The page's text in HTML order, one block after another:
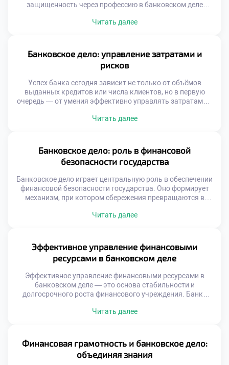
защищенность через профессию в банковском деле
уверенности в завтрашнем дне. Выбор карьеры в
профессиональному росту и личной финансовой
безопасности. Обучение в […]
Читать далее
Банковское дело: управление затратами и
рисков
Успех банка сегодня зависит не только от объёмов
выданных кредитов или числа клиентов, но в первую
очередь — от умения эффективно управлять затратами и
процессов — это фундамент, на котором строится
потраченный на неоптимальные операции, снижает
прибыль. Каждый […]
Читать далее
Банковское дело: роль в финансовой
безопасности государства
Банковское дело играет центральную роль в обеспечении
финансовой безопасности государства. Оно формирует
механизм, при котором сбережения превращаются в
продуктивные сферы. Без эффективной банковской
безопасность — это способность государства сохранять
контроль над своими ресурсами, противостоять кризисам
и […]
Читать далее
Эффективное управление финансовыми
ресурсами в банковском деле
Эффективное управление финансовыми ресурсами в
банковском деле — это основа стабильности и
долгосрочного роста финансового учреждения. Банки
принадлежащих как клиентам, так и самим институтам.
Управление включает в себя не только распределение
средств, но и стратегическое планирование, оценку […]
Читать далее
Финансовая грамотность и банковское дело:
объединяя знания